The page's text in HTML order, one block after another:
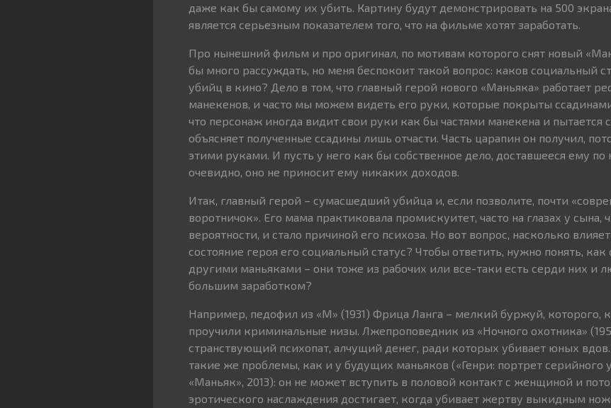
даже как бы самому их убить. Картину будут демонстрировать на 500
является серьезным показателем того, что на фильме хотят заработать.
Про нынешний фильм и про оригинал, по мотивам которого снят новый
бы много рассуждать, но меня беспокоит такой вопрос: каков социальный
убийц в кино? Дело в том, что главный герой нового «Маньяка» работает
манекенов, и часто мы можем видеть его руки, которые покрыты
что персонаж иногда видит свои руки как бы частями манекена и пытается
объясняет полученные ссадины лишь отчасти. Часть царапин он получил,
этими руками. И пусть у него как бы собственное дело, доставшееся ему по
очевидно, оно не приносит ему никаких доходов.
Итак, главный герой – сумасшедший убийца и, если позволите, почти
воротничок». Его мама практиковала промискуитет, часто на глазах у сына,
вероятности, и стало причиной его психоза. Но вот вопрос, насколько
состояние героя его социальный статус? Чтобы ответить, нужно понять, как
другими маньяками – они тоже из рабочих или все-таки есть серди них и
большим заработком?
Например, педофил из «М» (1931) Фрица Ланга – мелкий буржуй, которого,
проучили криминальные низы. Лжепроповедник из «Ночного охотника»
странствующий психопат, алчущий денег, ради которых убивает юных вдов.
такие же проблемы, как и у будущих маньяков («Генри: портрет серийного
«Маньяк», 2013): он не может вступить в половой контакт с женщиной и
эротического наслаждения достигает, когда убивает жертву выкидным